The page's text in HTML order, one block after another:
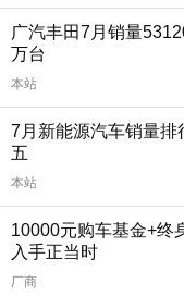
广汽丰田7月销量
万台
本站
7月新能源汽车销量排
五
本站
10000元购车基金+终
入手正当时
厂商